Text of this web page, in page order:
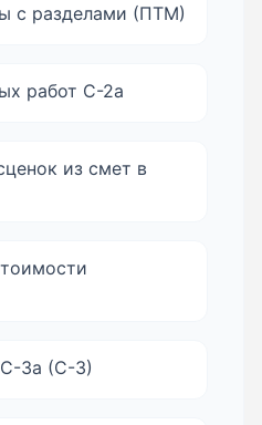
с разделами (ПТМ)
работ С-2а
из смет в
3а (С-3)